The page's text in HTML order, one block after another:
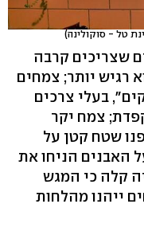
טל - סוקולינה)
שצריכים קרבה
רגיש יותר; צמחים
בעלי צרכים
צמח יקר
שטח קטן על
האבנים הניחו את
קלה כי המגש
ייהנו מהלחות